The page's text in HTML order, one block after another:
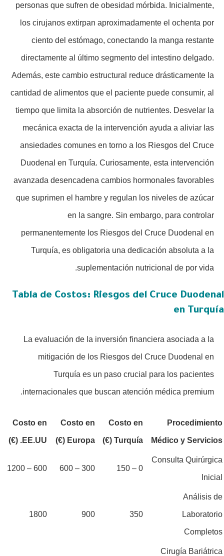
personas que sufren de obesidad mórbida. Inicialmente,
los cirujanos extirpan aproximadamente el ochenta por
ciento del estómago, conectando la manga restante
directamente al último segmento del intestino delgado.
Además, este cambio estructural reduce drásticamente la
cantidad de alimentos que el paciente puede consumir, al
tiempo que limita la absorción de nutrientes. Desvelar la
mecánica exacta de la intervención ayuda a aliviar las
ansiedades comunes en torno a los Riesgos del Cruce
Duodenal en Turquía. Curiosamente, esta intervención
avanzada desencadena cambios hormonales favorables
que suprimen el hambre y regulan los niveles de azúcar
en la sangre. Sin embargo, para controlar
permanentemente los Riesgos del Cruce Duodenal en
Turquía, es obligatoria una dedicación absoluta a la
suplementación nutricional de por vida.
Tabla de Costos: Riesgos del Cruce Duodenal
en Turquía
La evaluación de la inversión financiera asociada a la
mitigación de los Riesgos del Cruce Duodenal en
Turquía es un paso crucial para los pacientes
internacionales que buscan atención médica premium.
Procedimiento
Médico y Servicios
Costo en
Turquía (€)
Costo en
Europa (€)
Costo en
EE.UU. (€)
Consulta Quirúrgica
Inicial
0 – 150
300 – 600
600 – 1200
Análisis de
Laboratorio
Completos
350
900
1800
Cirugía Bariátrica